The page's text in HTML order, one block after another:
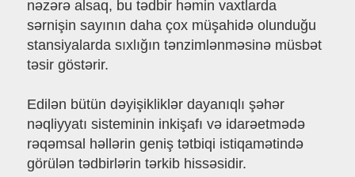
nəzərə alsaq, bu tədbir həmin vaxtlarda
sərnişin sayının daha çox müşahidə olunduğu
stansiyalarda sıxlığın tənzimlənməsinə müsbət
təsir göstərir.
Edilən bütün dəyişikliklər dayanıqlı şəhər
nəqliyyatı sisteminin inkişafı və idarəetmədə
rəqəmsal həllərin geniş tətbiqi istiqamətində
görülən tədbirlərin tərkib hissəsidir.